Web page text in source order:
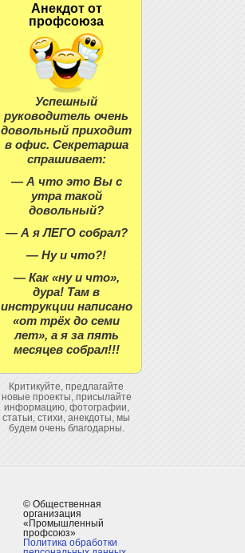
Анекдот от
профсоюза
Успешный
руководитель очень
довольный приходит
в офис. Секретарша
спрашивает:
— А что это Вы с
утра такой
довольный?
— А я ЛЕГО собрал?
— Ну и что?!
— Как «ну и что»,
дура! Там в
инструкции написано
«от трёх до семи
лет», а я за пять
месяцев собрал!!!
Критикуйте, предлагайте
новые проекты, присылайте
информацию, фотографии,
статьи, стихи, анекдоты, мы
будем очень благодарны.
© Общественная
организация
«Промышленный
профсоюз»
Политика обработки